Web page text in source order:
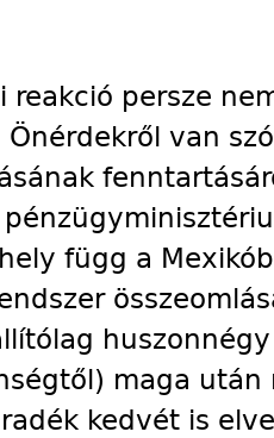
reakció persze
van
függ a
maga
kedvét is